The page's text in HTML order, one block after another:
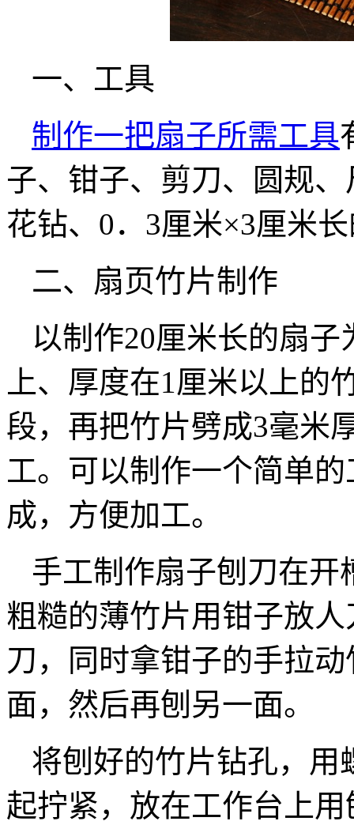
一、工具
制作一把扇子所需工具
子、钳子、剪刀、圆规
花钻、0．3厘米×3厘米
二、扇页竹片制作
以制作20厘米长的扇
上、厚度在1厘米以上的
段，再把竹片劈成3毫米
工。可以制作一个简单
成，方便加工。
手工制作扇子刨刀在
粗糙的薄竹片用钳子放
刀，同时拿钳子的手拉
面，然后再刨另一面。
将刨好的竹片钻孔，用
起拧紧，放在工作台上